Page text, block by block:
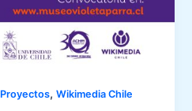
Proyectos,Wikimedia Chile